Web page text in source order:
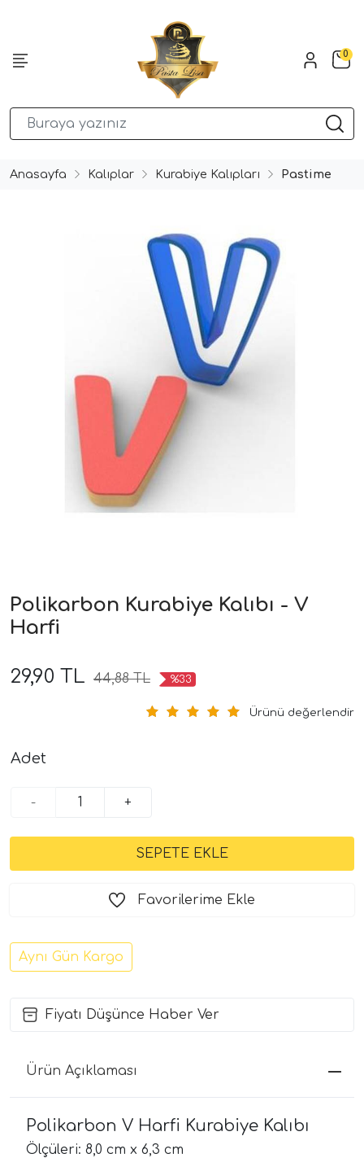
0
Anasayfa Kalıplar Kurabiye Kalıpları Pastime
Polikarbon Kurabiye Kalıbı - V
Harfi
29,90 TL 44,88 TL %33
Ürünü değerlendir
Adet
- +
Favorilerime Ekle
Aynı Gün Kargo
Fiyatı Düşünce Haber Ver
Ürün Açıklaması
Polikarbon V Harfi Kurabiye Kalıbı
Ölçüleri: 8,0 cm x 6,3 cm